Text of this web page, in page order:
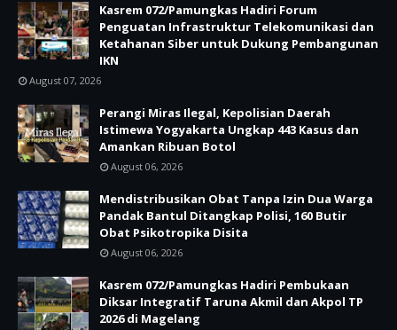
Kasrem 072/Pamungkas Hadiri Forum
Penguatan Infrastruktur Telekomunikasi dan
Ketahanan Siber untuk Dukung Pembangunan
IKN
August 07, 2026
Perangi Miras Ilegal, Kepolisian Daerah
Istimewa Yogyakarta Ungkap 443 Kasus dan
Amankan Ribuan Botol
August 06, 2026
Mendistribusikan Obat Tanpa Izin Dua Warga
Pandak Bantul Ditangkap Polisi, 160 Butir
Obat Psikotropika Disita
August 06, 2026
Kasrem 072/Pamungkas Hadiri Pembukaan
Diksar Integratif Taruna Akmil dan Akpol TP
2026 di Magelang